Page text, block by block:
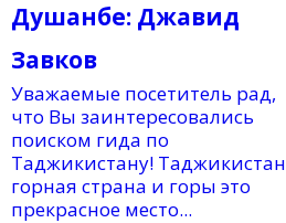
Душанбе: Джавид
Завков
Уважаемые посетитель рад,
что Вы заинтересовались
поиском гида по
Таджикистану! Таджикистан
горная страна и горы это
прекрасное место...